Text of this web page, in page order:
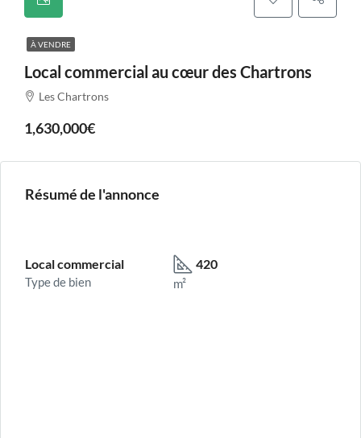
À VENDRE
Local commercial au cœur des Chartrons
Les Chartrons
1,630,000€
Résumé de l'annonce
Local commercial
Type de bien
420
m²